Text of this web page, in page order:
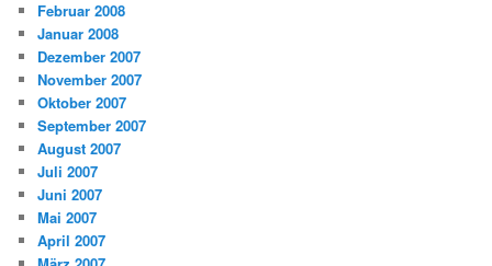
Februar 2008
Januar 2008
Dezember 2007
November 2007
Oktober 2007
September 2007
August 2007
Juli 2007
Juni 2007
Mai 2007
April 2007